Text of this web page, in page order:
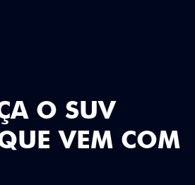
O SUV
VEM COM